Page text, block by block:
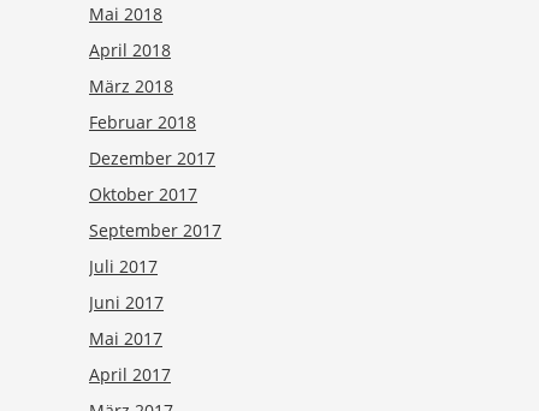
Mai 2018
April 2018
März 2018
Februar 2018
Dezember 2017
Oktober 2017
September 2017
Juli 2017
Juni 2017
Mai 2017
April 2017